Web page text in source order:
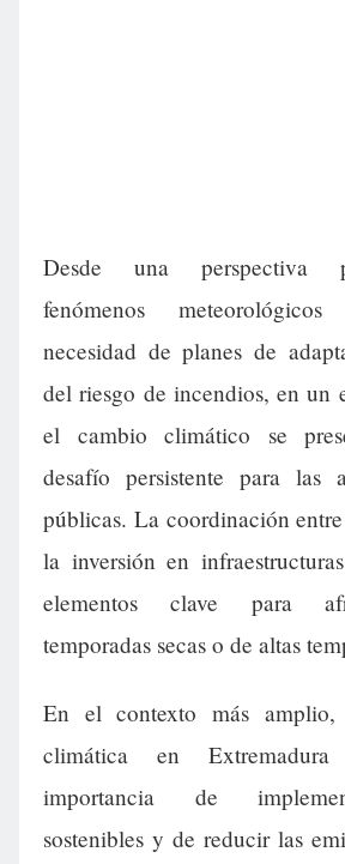
Desde una perspectiva
fenómenos
necesidad de planes de
del riesgo de incendios, en un
el cambio climático se
desafío persistente para las
públicas. La coordinación
la inversión en
elementos clave para
temporadas secas o de altas
En el contexto más
climática en
importancia de
sostenibles y de reducir las